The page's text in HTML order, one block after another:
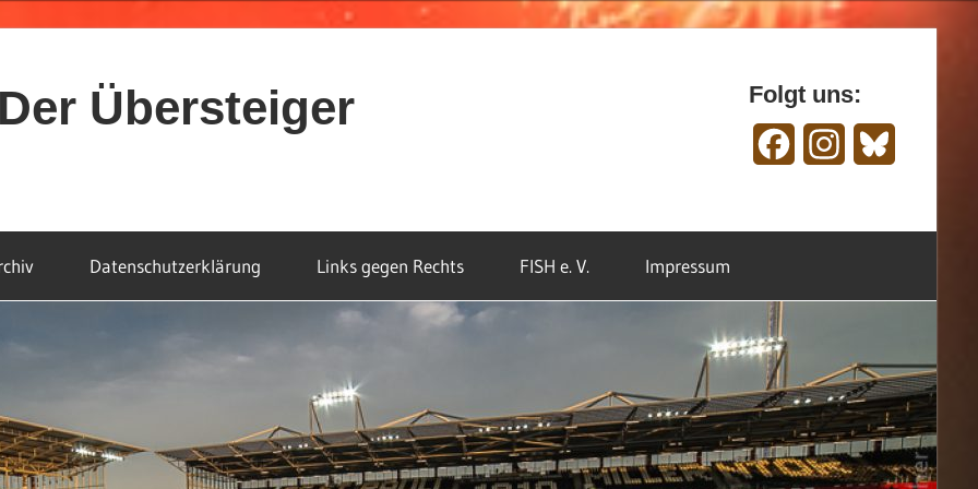
Der Übersteiger Folgt uns:
FacebookInstagram
Datenschutzerklärung Links gegen Rechts FISH e. V. Impressum